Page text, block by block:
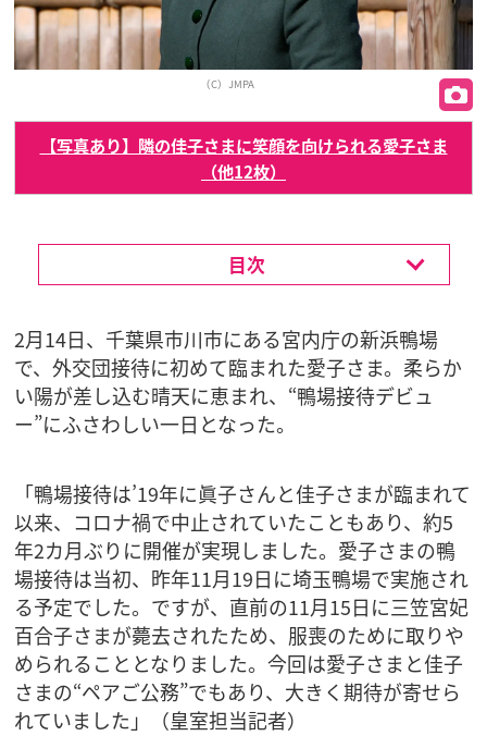
（C）JMPA
【写真あり】隣の佳子さまに笑顔を向けられる愛子さま
（他12枚）
目次
2月14日、千葉県市川市にある宮内庁の新浜鴨場
で、外交団接待に初めて臨まれた愛子さま。柔らか
い陽が差し込む晴天に恵まれ、“鴨場接待デビュ
ー”にふさわしい一日となった。
「鴨場接待は’19年に眞子さんと佳子さまが臨まれて
以来、コロナ禍で中止されていたこともあり、約5
年2カ月ぶりに開催が実現しました。愛子さまの鴨
場接待は当初、昨年11月19日に埼玉鴨場で実施され
る予定でした。ですが、直前の11月15日に三笠宮妃
百合子さまが薨去されたため、服喪のために取りや
められることとなりました。今回は愛子さまと佳子
さまの“ペアご公務”でもあり、大きく期待が寄せら
れていました」（皇室担当記者）